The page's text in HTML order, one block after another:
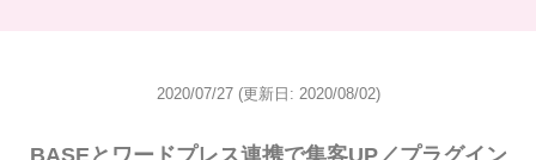
2020/07/27 (更新日: 2020/08/02)